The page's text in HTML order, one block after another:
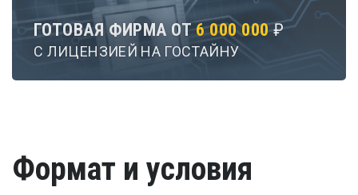
ГОТОВАЯ ФИРМА ОТ6 000 000 ₽
С ЛИЦЕНЗИЕЙ НА ГОСТАЙНУ
Формат и условия